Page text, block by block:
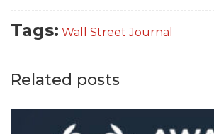
Tags: Wall Street Journal
Related posts